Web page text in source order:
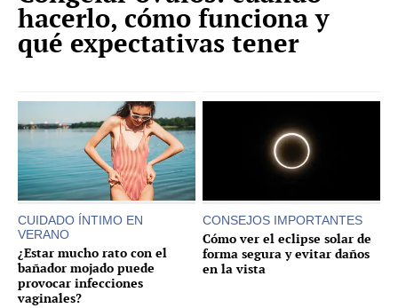
hacerlo, cómo funciona y
qué expectativas tener
CUIDADO ÍNTIMO EN
VERANO
¿Estar mucho rato con el
bañador mojado puede
provocar infecciones
vaginales?
CONSEJOS IMPORTANTES
Cómo ver el eclipse solar de
forma segura y evitar daños
en la vista